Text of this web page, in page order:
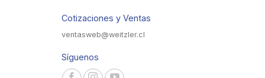
Cotizaciones y Ventas
ventasweb@weitzler.cl
Síguenos